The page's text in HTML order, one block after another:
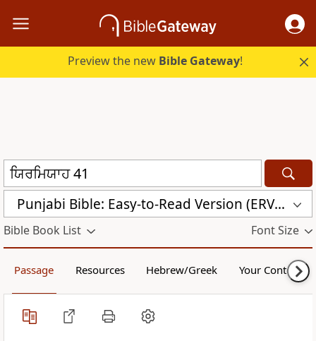
Preview the new Bible Gateway!
Punjabi Bible: Easy-to-Read Version (ERV-PA)
Bible Book List Font Size
Passage Resources Hebrew/Greek Your Content